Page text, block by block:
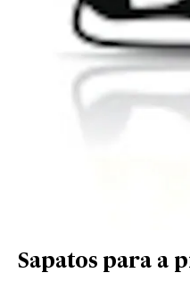
Sapatos para a